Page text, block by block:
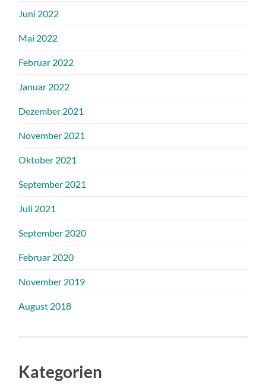
Juni 2022
Mai 2022
Februar 2022
Januar 2022
Dezember 2021
November 2021
Oktober 2021
September 2021
Juli 2021
September 2020
Februar 2020
November 2019
August 2018
Kategorien